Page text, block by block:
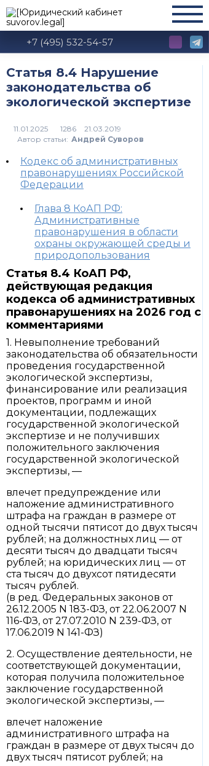
+7 (495) 532-54-57
Статья 8.4 Нарушение
законодательства об
экологической экспертизе
1286
Автор статьи: Андрей Суворов
Кодекс об административных
правонарушениях Российской
Федерации
Глава 8 КоАП РФ:
Административные
правонарушения в области
охраны окружающей среды и
природопользования
Статья 8.4 КоАП РФ,
действующая редакция
кодекса об административных
правонарушениях на 2026 год с
комментариями
1. Невыполнение требований
законодательства об обязательности
проведения государственной
экологической экспертизы,
финансирование или реализация
проектов, программ и иной
документации, подлежащих
государственной экологической
экспертизе и не получивших
положительного заключения
государственной экологической
экспертизы, —
влечет предупреждение или
наложение административного
штрафа на граждан в размере от
одной тысячи пятисот до двух тысяч
рублей; на должностных лиц — от
десяти тысяч до двадцати тысяч
рублей; на юридических лиц — от
ста тысяч до двухсот пятидесяти
тысяч рублей.
(в ред. Федеральных законов от
26.12.2005 N 183-ФЗ, от 22.06.2007 N
116-ФЗ, от 27.07.2010 N 239-ФЗ, от
17.06.2019 N 141-ФЗ)
2. Осуществление деятельности, не
соответствующей документации,
которая получила положительное
заключение государственной
экологической экспертизы, —
влечет наложение
административного штрафа на
граждан в размере от двух тысяч до
двух тысяч пятисот рублей; на